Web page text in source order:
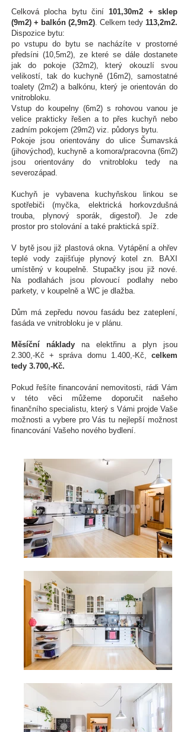
Celková plocha bytu činí101,30m2 + sklep
(9m2) + balkón (2,9m2). Celkem tedy 113,2m2.
Dispozice bytu:
po vstupu do bytu se nacházíte v prostorné
předsíni (10,5m2), ze které se dále dostanete
jak do pokoje (32m2), který okouzlí svou
velikostí, tak do kuchyně (16m2), samostatné
toalety (2m2) a balkónu, který je orientován do
vnitrobloku.
Vstup do koupelny (6m2) s rohovou vanou je
velice prakticky řešen a to přes kuchyň nebo
zadním pokojem (29m2) viz. půdorys bytu.
Pokoje jsou orientovány do ulice Šumavská
(jihovýchod), kuchyně a komora/pracovna (6m2)
jsou orientovány do vnitrobloku tedy na
severozápad.
Kuchyň je vybavena kuchyňskou linkou se
spotřebiči (myčka, elektrická horkovzdušná
trouba, plynový sporák, digestoř). Je zde
prostor pro stolování a také praktická spíž.
V bytě jsou již plastová okna. Vytápění a ohřev
teplé vody zajišťuje plynový kotel zn. BAXI
umístěný v koupelně. Stupačky jsou již nové.
Na podlahách jsou plovoucí podlahy nebo
parkety, v koupelně a WC je dlažba.
Dům má zepředu novou fasádu bez zateplení,
fasáda ve vnitrobloku je v plánu.
Měsíční náklady na elektřinu a plyn jsou
2.300,-Kč + správa domu 1.400,-Kč, celkem
tedy 3.700,-Kč.
Pokud řešíte financování nemovitosti, rádi Vám
v této věci můžeme doporučit našeho
finančního specialistu, který s Vámi projde Vaše
možnosti a vybere pro Vás tu nejlepší možnost
financování Vašeho nového bydlení.